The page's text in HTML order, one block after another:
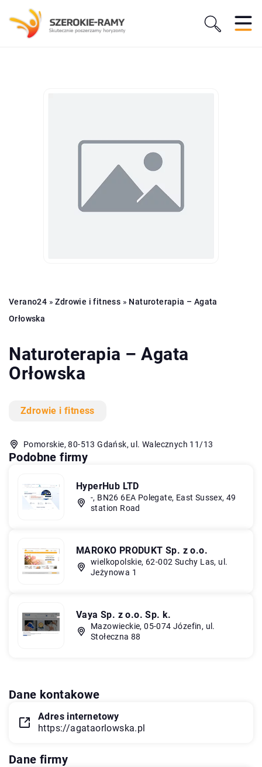
Verano24 »Zdrowie i fitness » Naturoterapia – Agata
Orłowska
Naturoterapia – Agata
Orłowska
Zdrowie i fitness
Pomorskie, 80-513 Gdańsk, ul. Walecznych 11/13
Podobne firmy
HyperHub LTD
-, BN26 6EA Polegate, East Sussex, 49
station Road
MAROKO PRODUKT Sp. z o.o.
wielkopolskie, 62-002 Suchy Las, ul.
Jeżynowa 1
Vaya Sp. z o.o. Sp. k.
Mazowieckie, 05-074 Józefin, ul.
Stołeczna 88
Dane kontakowe
Adres internetowy
https://agataorlowska.pl
Dane firmy